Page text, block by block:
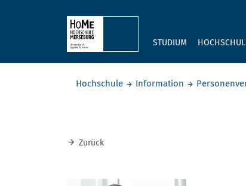
STUDIUM
Hochschule
Information
Zurück